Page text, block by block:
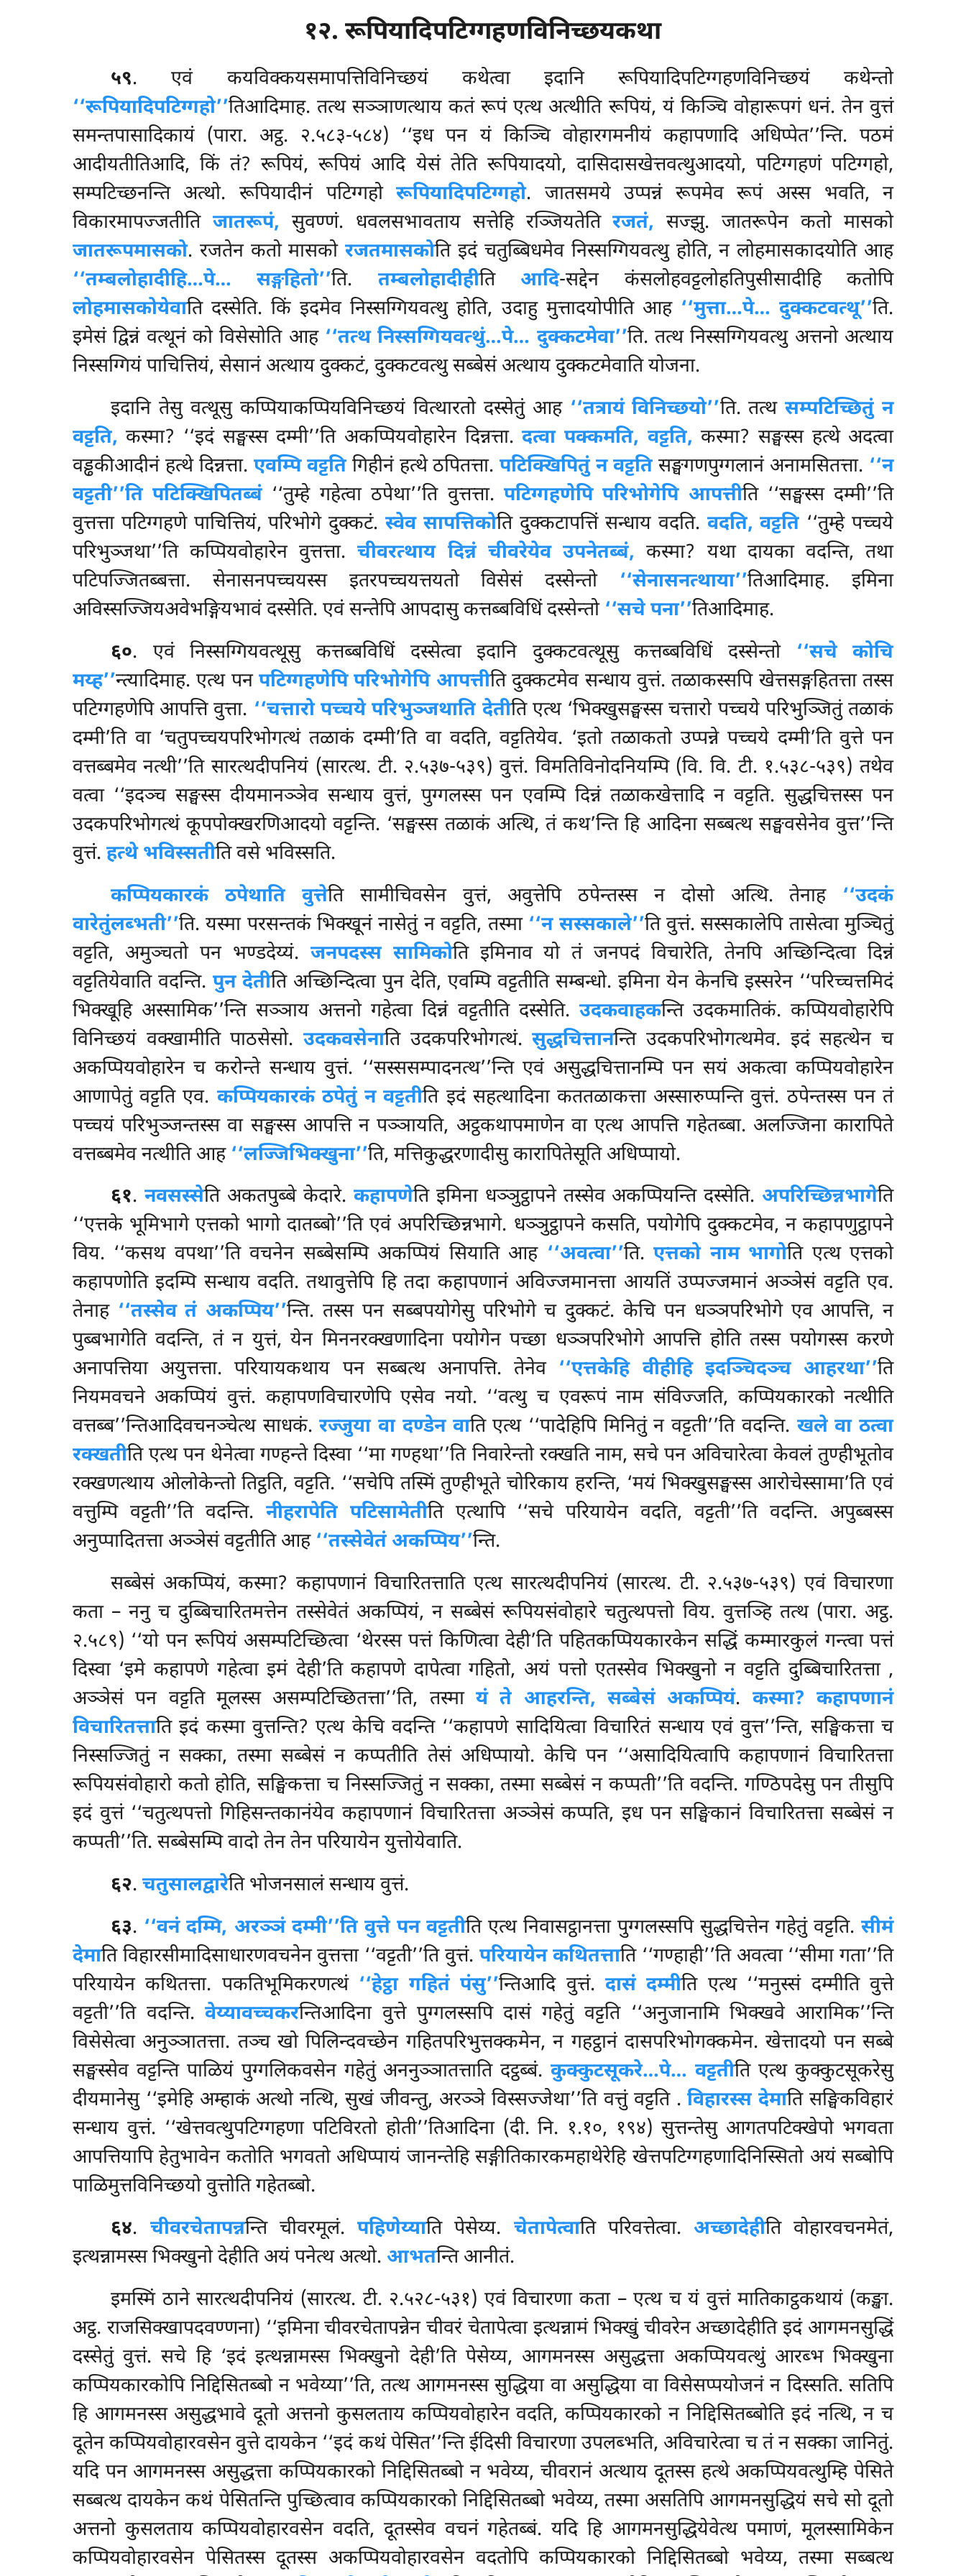
१२. रूपियादिपटिग्गहणविनिच्छयकथा
५९. एवं कयविक्कयसमापत्तिविनिच्छयं कथेत्वा इदानि रूपियादिपटिग्गहणविनिच्छयं कथेन्तो
‘‘रूपियादिपटिग्गहो’’तिआदिमाह. तत्थ सञ्ञाणत्थाय कतं रूपं एत्थ अत्थीति रूपियं, यं किञ्चि वोहारूपगं धनं. तेन वुत्तं
समन्तपासादिकायं (पारा. अट्ठ. २.५८३-५८४) ‘‘इध पन यं किञ्चि वोहारगमनीयं कहापणादि अधिप्पेत’’न्ति. पठमं
आदीयतीतिआदि, किं तं? रूपियं, रूपियं आदि येसं तेति रूपियादयो, दासिदासखेत्तवत्थुआदयो, पटिग्गहणं पटिग्गहो,
सम्पटिच्छनन्ति अत्थो. रूपियादीनं पटिग्गहोरूपियादिपटिग्गहो. जातसमये उप्पन्नं रूपमेव रूपं अस्स भवति, न
विकारमापज्जतीति जातरूपं, सुवण्णं. धवलसभावताय सत्तेहि रञ्जियतेतिरजतं, सज्झु. जातरूपेन कतो मासको
जातरूपमासको. रजतेन कतो मासकोरजतमासकोति इदं चतुब्बिधमेव निस्सग्गियवत्थु होति, न लोहमासकादयोति आह
‘‘तम्बलोहादीहि…पे… सङ्गहितो’’ति. तम्बलोहादीहीति आदि-सद्देन कंसलोहवट्टलोहतिपुसीसादीहि कतोपि
लोहमासकोयेवाति दस्सेति. किं इदमेव निस्सग्गियवत्थु होति, उदाहु मुत्तादयोपीति आह ‘‘मुत्ता…पे… दुक्कटवत्थू’’ति.
इमेसं द्विन्नं वत्थूनं को विसेसोति आह ‘‘तत्थ निस्सग्गियवत्थुं…पे… दुक्कटमेवा’’ति. तत्थ निस्सग्गियवत्थु अत्तनो अत्थाय
निस्सग्गियं पाचित्तियं, सेसानं अत्थाय दुक्कटं, दुक्कटवत्थु सब्बेसं अत्थाय दुक्कटमेवाति योजना.
इदानि तेसु वत्थूसु कप्पियाकप्पियविनिच्छयं वित्थारतो दस्सेतुं आह ‘‘तत्रायं विनिच्छयो’’ति. तत्थसम्पटिच्छितुं न
वट्टति, कस्मा? ‘‘इदं सङ्घस्स दम्मी’’ति अकप्पियवोहारेन दिन्नत्ता.दत्वा पक्कमति, वट्टति, कस्मा? सङ्घस्स हत्थे अदत्वा
वड्ढकीआदीनं हत्थे दिन्नत्ता. एवम्पि वट्टतिगिहीनं हत्थे ठपितत्ता.पटिक्खिपितुं न वट्टति सङ्घगणपुग्गलानं अनामसितत्ता. ‘‘न
वट्टती’’ति पटिक्खिपितब्बं ‘‘तुम्हे गहेत्वाठपेथा’’ति वुत्तत्ता. पटिग्गहणेपि परिभोगेपि आपत्तीति ‘‘सङ्घस्स दम्मी’’ति
वुत्तत्ता पटिग्गहणे पाचित्तियं, परिभोगे दुक्कटं.स्वेव सापत्तिकोति दुक्कटापत्तिं सन्धाय वदति. वदति, वट्टति ‘‘तुम्हे पच्चये
परिभुञ्जथा’’ति कप्पियवोहारेन वुत्तत्ता.चीवरत्थाय दिन्नं चीवरेयेव उपनेतब्बं, कस्मा? यथा दायका वदन्ति, तथा
पटिपज्जितब्बत्ता. सेनासनपच्चयस्स इतरपच्चयत्तयतो विसेसंदस्सेन्तो ‘‘सेनासनत्थाया’’तिआदिमाह. इमिना
अविस्सज्जियअवेभङ्गियभावं दस्सेति. एवं सन्तेपि आपदासु कत्तब्बविधिं दस्सेन्तो ‘‘सचे पना’’तिआदिमाह.
६०. एवं निस्सग्गियवत्थूसु कत्तब्बविधिं दस्सेत्वा इदानि दुक्कटवत्थूसु कत्तब्बविधिं दस्सेन्तो ‘‘सचे कोचि
मय्ह’’न्त्यादिमाह. एत्थ पन पटिग्गहणेपि परिभोगेपि आपत्तीति दुक्कटमेव सन्धाय वुत्तं. तळाकस्सपि खेत्तसङ्गहितत्ता तस्स
पटिग्गहणेपि आपत्ति वुत्ता. ‘‘चत्तारो पच्चये परिभुञ्जथाति देतीति एत्थ ‘भिक्खुसङ्घस्स चत्तारो पच्चये परिभुञ्जितुं तळाकं
दम्मी’ति वा ‘चतुपच्चयपरिभोगत्थं तळाकं दम्मी’ति वा वदति, वट्टतियेव. ‘इतो तळाकतो उप्पन्ने पच्चये दम्मी’ति वुत्ते पन
वत्तब्बमेव नत्थी’’ति सारत्थदीपनियं (सारत्थ. टी. २.५३७-५३९) वुत्तं. विमतिविनोदनियम्पि (वि. वि. टी. १.५३८-५३९) तथेव
वत्वा ‘‘इदञ्च सङ्घस्स दीयमानञ्ञेव सन्धाय वुत्तं, पुग्गलस्स पन एवम्पि दिन्नं तळाकखेत्तादि न वट्टति. सुद्धचित्तस्स पन
उदकपरिभोगत्थं कूपपोक्खरणिआदयो वट्टन्ति. ‘सङ्घस्स तळाकं अत्थि, तं कथ’न्ति हि आदिना सब्बत्थ सङ्घवसेनेव वुत्त’’न्ति
वुत्तं. हत्थे भविस्सतीति वसे भविस्सति.
कप्पियकारकं ठपेथाति वुत्तेति सामीचिवसेन वुत्तं, अवुत्तेपि ठपेन्तस्स न दोसो अत्थि. तेनाह ‘‘उदकं
वारेतुंलब्भती’’ति. यस्मा परसन्तकं भिक्खूनं नासेतुं न वट्टति, तस्मा ‘‘न सस्सकाले’’ति वुत्तं. सस्सकालेपि तासेत्वा मुञ्चितुं
वट्टति, अमुञ्चतो पन भण्डदेय्यं. जनपदस्स सामिकोति इमिनाव यो तं जनपदं विचारेति, तेनपि अच्छिन्दित्वा दिन्नं
वट्टतियेवाति वदन्ति. पुन देतीति अच्छिन्दित्वा पुन देति, एवम्पि वट्टतीति सम्बन्धो. इमिना येन केनचि इस्सरेन ‘‘परिच्चत्तमिदं
भिक्खूहि अस्सामिक’’न्ति सञ्ञाय अत्तनो गहेत्वा दिन्नं वट्टतीति दस्सेति. उदकवाहकन्ति उदकमातिकं. कप्पियवोहारेपि
विनिच्छयं वक्खामीति पाठसेसो. उदकवसेनाति उदकपरिभोगत्थं.सुद्धचित्तानन्ति उदकपरिभोगत्थमेव. इदं सहत्थेन च
अकप्पियवोहारेन च करोन्ते सन्धाय वुत्तं. ‘‘सस्ससम्पादनत्थ’’न्ति एवं असुद्धचित्तानम्पि पन सयं अकत्वा कप्पियवोहारेन
आणापेतुं वट्टति एव. कप्पियकारकं ठपेतुं न वट्टतीति इदं सहत्थादिना कततळाकत्ता अस्सारुप्पन्ति वुत्तं. ठपेन्तस्स पन तं
पच्चयं परिभुञ्जन्तस्स वा सङ्घस्स आपत्ति न पञ्ञायति, अट्ठकथापमाणेन वा एत्थ आपत्ति गहेतब्बा. अलज्जिना कारापिते
वत्तब्बमेव नत्थीति आह ‘‘लज्जिभिक्खुना’’ति, मत्तिकुद्धरणादीसु कारापितेसूति अधिप्पायो.
६१.नवसस्सेति अकतपुब्बे केदारे. कहापणेति इमिना धञ्ञुट्ठापने तस्सेव अकप्पियन्ति दस्सेति. अपरिच्छिन्नभागेति
‘‘एत्तके भूमिभागे एत्तको भागो दातब्बो’’ति एवं अपरिच्छिन्नभागे. धञ्ञुट्ठापने कसति, पयोगेपि दुक्कटमेव, न कहापणुट्ठापने
विय. ‘‘कसथ वपथा’’ति वचनेन सब्बेसम्पि अकप्पियं सियाति आह ‘‘अवत्वा’’ति.एत्तको नाम भागोति एत्थ एत्तको
कहापणोति इदम्पि सन्धाय वदति. तथावुत्तेपि हि तदा कहापणानं अविज्जमानत्ता आयतिं उप्पज्जमानं अञ्ञेसं वट्टतिएव.
तेनाह ‘‘तस्सेव तं अकप्पिय’’न्ति. तस्स पन सब्बपयोगेसु परिभोगे च दुक्कटं. केचि पन धञ्ञपरिभोगे एव आपत्ति, न
पुब्बभागेति वदन्ति, तं न युत्तं, येन मिननरक्खणादिना पयोगेन पच्छा धञ्ञपरिभोगे आपत्ति होति तस्स पयोगस्स करणे
अनापत्तिया अयुत्तत्ता. परियायकथाय पन सब्बत्थ अनापत्ति. तेनेव ‘‘एत्तकेहि वीहीहि इदञ्चिदञ्च आहरथा’’ति
नियमवचने अकप्पियं वुत्तं. कहापणविचारणेपि एसेव नयो. ‘‘वत्थु च एवरूपं नाम संविज्जति, कप्पियकारको नत्थीति
वत्तब्ब’’न्तिआदिवचनञ्चेत्थ साधकं.रज्जुया वा दण्डेन वाति एत्थ ‘‘पादेहिपि मिनितुं न वट्टती’’ति वदन्ति. खले वा ठत्वा
रक्खतीति एत्थ पन थेनेत्वा गण्हन्ते दिस्वा ‘‘मा गण्हथा’’ति निवारेन्तो रक्खति नाम, सचे पन अविचारेत्वा केवलं तुण्हीभूतोव
रक्खणत्थाय ओलोकेन्तो तिट्ठति, वट्टति. ‘‘सचेपि तस्मिं तुण्हीभूते चोरिकाय हरन्ति, ‘मयं भिक्खुसङ्घस्स आरोचेस्सामा’ति एवं
वत्तुम्पि वट्टती’’ति वदन्ति. नीहरापेति पटिसामेतीति एत्थापि ‘‘सचे परियायेन वदति, वट्टती’’ति वदन्ति. अपुब्बस्स
अनुप्पादितत्ता अञ्ञेसं वट्टतीति आह ‘‘तस्सेवेतं अकप्पिय’’न्ति.
सब्बेसं अकप्पियं, कस्मा? कहापणानं विचारितत्ताति एत्थ सारत्थदीपनियं (सारत्थ. टी. २.५३७-५३९) एवं विचारणा
कता – ननु च दुब्बिचारितमत्तेन तस्सेवेतं अकप्पियं, न सब्बेसं रूपियसंवोहारे चतुत्थपत्तो विय. वुत्तञ्हि तत्थ (पारा. अट्ठ.
२.५८९) ‘‘यो पन रूपियं असम्पटिच्छित्वा ‘थेरस्स पत्तं किणित्वा देही’ति पहितकप्पियकारकेन सद्धिं कम्मारकुलं गन्त्वा पत्तं
दिस्वा ‘इमे कहापणे गहेत्वा इमं देही’ति कहापणे दापेत्वा गहितो, अयं पत्तो एतस्सेव भिक्खुनो न वट्टति दुब्बिचारितत्ता ,
अञ्ञेसं पन वट्टति मूलस्स असम्पटिच्छितत्ता’’ति, तस्मा यं ते आहरन्ति, सब्बेसं अकप्पियं. कस्मा? कहापणानं
विचारितत्ताति इदं कस्मा वुत्तन्ति? एत्थ केचि वदन्ति ‘‘कहापणे सादियित्वा विचारितं सन्धाय एवं वुत्त’’न्ति, सङ्घिकत्ता च
निस्सज्जितुं न सक्का, तस्मा सब्बेसं न कप्पतीति तेसं अधिप्पायो. केचि पन ‘‘असादियित्वापि कहापणानं विचारितत्ता
रूपियसंवोहारो कतो होति, सङ्घिकत्ता च निस्सज्जितुं न सक्का, तस्मा सब्बेसं न कप्पती’’ति वदन्ति. गण्ठिपदेसु पन तीसुपि
इदं वुत्तं ‘‘चतुत्थपत्तो गिहिसन्तकानंयेव कहापणानं विचारितत्ता अञ्ञेसं कप्पति, इध पन सङ्घिकानं विचारितत्ता सब्बेसं न
कप्पती’’ति. सब्बेसम्पि वादो तेन तेन परियायेन युत्तोयेवाति.
६२.चतुसालद्वारेति भोजनसालं सन्धाय वुत्तं.
६३. ‘‘वनं दम्मि, अरञ्ञं दम्मी’’ति वुत्ते पन वट्टतीति एत्थ निवासट्ठानत्ता पुग्गलस्सपि सुद्धचित्तेन गहेतुं वट्टति.सीमं
देमाति विहारसीमादिसाधारणवचनेन वुत्तत्ता ‘‘वट्टती’’ति वुत्तं. परियायेन कथितत्ताति ‘‘गण्हाही’’ति अवत्वा ‘‘सीमा गता’’ति
परियायेन कथितत्ता. पकतिभूमिकरणत्थं ‘‘हेट्ठा गहितं पंसु’’न्तिआदि वुत्तं. दासं दम्मीति एत्थ ‘‘मनुस्सं दम्मीति वुत्ते
वट्टती’’ति वदन्ति.वेय्यावच्चकरन्तिआदिना वुत्ते पुग्गलस्सपि दासं गहेतुं वट्टति ‘‘अनुजानामि भिक्खवे आरामिक’’न्ति
विसेसेत्वा अनुञ्ञातत्ता. तञ्च खो पिलिन्दवच्छेन गहितपरिभुत्तक्कमेन, न गहट्ठानं दासपरिभोगक्कमेन. खेत्तादयो पन सब्बे
सङ्घस्सेव वट्टन्ति पाळियं पुग्गलिकवसेन गहेतुं अननुञ्ञातत्ताति दट्ठब्बं.कुक्कुटसूकरे…पे… वट्टतीति एत्थ कुक्कुटसूकरेसु
दीयमानेसु ‘‘इमेहि अम्हाकं अत्थो नत्थि, सुखं जीवन्तु, अरञ्ञे विस्सज्जेथा’’ति वत्तुं वट्टति .विहारस्स देमाति सङ्घिकविहारं
सन्धाय वुत्तं. ‘‘खेत्तवत्थुपटिग्गहणा पटिविरतो होती’’तिआदिना (दी. नि. १.१०, १९४) सुत्तन्तेसु आगतपटिक्खेपो भगवता
आपत्तियापि हेतुभावेन कतोति भगवतो अधिप्पायं जानन्तेहि सङ्गीतिकारकमहाथेरेहि खेत्तपटिग्गहणादिनिस्सितो अयं सब्बोपि
पाळिमुत्तविनिच्छयो वुत्तोति गहेतब्बो.
६४. चीवरचेतापन्नन्ति चीवरमूलं.पहिणेय्याति पेसेय्य. चेतापेत्वाति परिवत्तेत्वा. अच्छादेहीतिवोहारवचनमेतं,
इत्थन्नामस्स भिक्खुनो देहीति अयं पनेत्थ अत्थो. आभतन्ति आनीतं.
इमस्मिं ठाने सारत्थदीपनियं (सारत्थ. टी. २.५२८-५३१) एवं विचारणा कता – एत्थ च यं वुत्तं मातिकाट्ठकथायं (कङ्खा.
अट्ठ. राजसिक्खापदवण्णना) ‘‘इमिना चीवरचेतापन्नेन चीवरं चेतापेत्वा इत्थन्नामं भिक्खुं चीवरेन अच्छादेहीति इदं आगमनसुद्धिं
दस्सेतुं वुत्तं. सचे हि ‘इदं इत्थन्नामस्स भिक्खुनो देही’ति पेसेय्य, आगमनस्स असुद्धत्ता अकप्पियवत्थुं आरब्भ भिक्खुना
कप्पियकारकोपि निद्दिसितब्बो न भवेय्या’’ति, तत्थ आगमनस्स सुद्धिया वा असुद्धिया वा विसेसप्पयोजनं न दिस्सति. सतिपि
हि आगमनस्स असुद्धभावे दूतो अत्तनो कुसलताय कप्पियवोहारेन वदति, कप्पियकारको न निद्दिसितब्बोति इदं नत्थि, न च
दूतेन कप्पियवोहारवसेन वुत्ते दायकेन ‘‘इदं कथं पेसित’’न्ति ईदिसी विचारणा उपलब्भति, अविचारेत्वा च तं न सक्का जानितुं.
यदि पन आगमनस्स असुद्धत्ता कप्पियकारको निद्दिसितब्बो न भवेय्य, चीवरानं अत्थाय दूतस्स हत्थे अकप्पियवत्थुम्हि पेसिते
सब्बत्थ दायकेन कथं पेसितन्ति पुच्छित्वाव कप्पियकारको निद्दिसितब्बो भवेय्य, तस्मा असतिपि आगमनसुद्धियं सचे सो दूतो
अत्तनो कुसलताय कप्पियवोहारवसेन वदति, दूतस्सेव वचनं गहेतब्बं. यदि हि आगमनसुद्धियेवेत्थ पमाणं, मूलस्सामिकेन
कप्पियवोहारवसेन पेसितस्स दूतस्स अकप्पियवोहारवसेन वदतोपि कप्पियकारको निद्दिसितब्बो भवेय्य, तस्मा सब्बत्थ